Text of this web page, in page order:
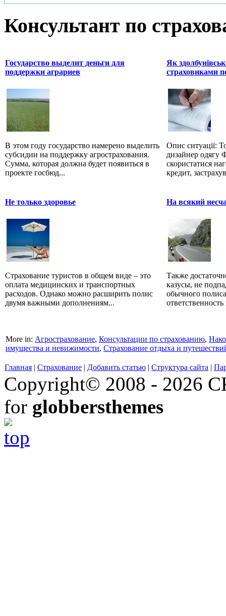
Консультант по
Государство выделит деньги для
поддержки аграриев
В этом году государство намерено выделить
субсидии на поддержку агрострахования.
Сумма, которая должна будет появиться в
проекте госбюд...
Як
страховиками
Опис ситуації:
дизайнер одягу
скористатися
кредит,
Не только здоровье
Страхование туристов в общем виде – это
оплата медицинских и транспортных
расходов. Однако можно расширить полис
двумя важными дополнениям...
На всякий
Также
казусы, не
обычного
More in: Агрострахование, Консультации по страхованию,
имущества и невижимости, Страхование отдыха и
Главная | Страхование | Добавить статью | Структура сайта |
Copyright© 2008 - 2026
for globbersthemes